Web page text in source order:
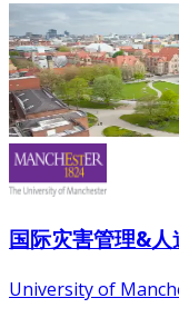
国际灾害管理&
University of